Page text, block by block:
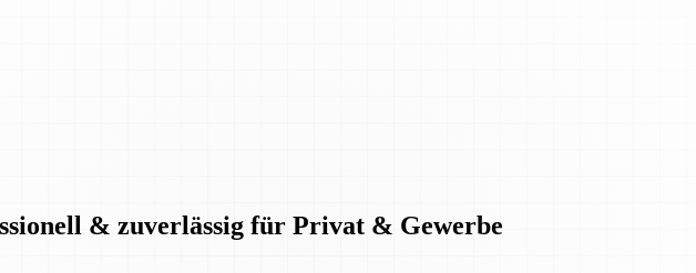
& zuverlässig für Privat & Gewerbe